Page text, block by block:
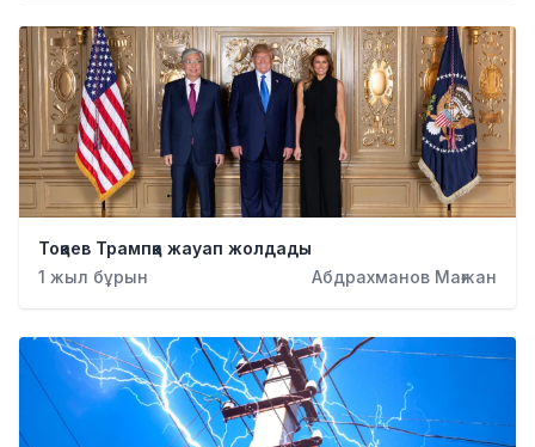
Тоқаев Трампқа жауап жолдады
1 жыл бұрын
Абдрахманов Мағжан